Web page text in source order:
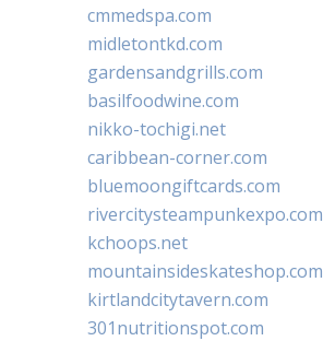
cmmedspa.com
midletontkd.com
gardensandgrills.com
basilfoodwine.com
nikko-tochigi.net
caribbean-corner.com
bluemoongiftcards.com
rivercitysteampunkexpo.com
kchoops.net
mountainsideskateshop.com
kirtlandcitytavern.com
301nutritionspot.com